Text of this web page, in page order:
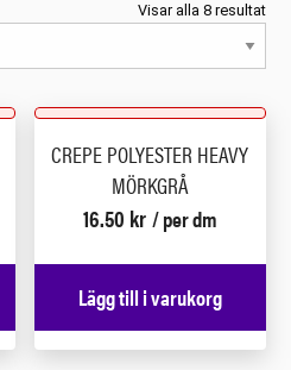
Visar alla 8 resultat
CREPE POLYESTER HEAVY
MÖRKGRÅ
16.50 kr / per dm
Lägg till i varukorg